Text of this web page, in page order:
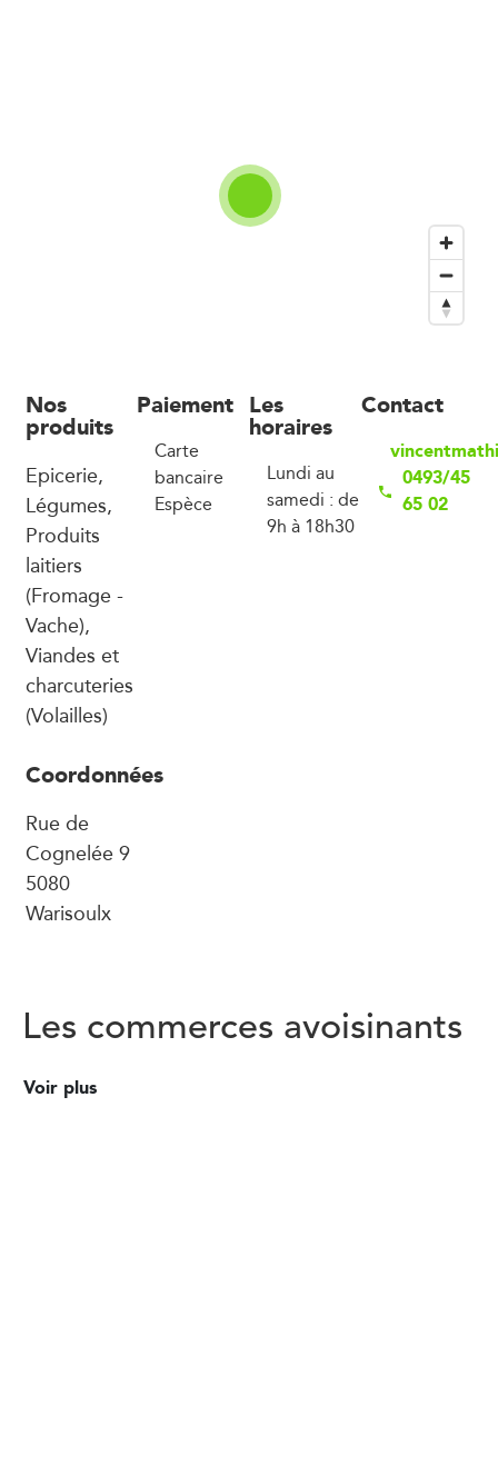
Nos
produits
Epicerie,
Légumes,
Produits
laitiers
(Fromage -
Vache),
Viandes et
charcuteries
(Volailles)
Paiement
Carte
bancaire
Espèce
Les
horaires
Lundi au
samedi : de
9h à 18h30
Contact
0493/45
65 02
Coordonnées
Rue de
Cognelée 9
5080
Warisoulx
Les commerces avoisinants
Voir plus